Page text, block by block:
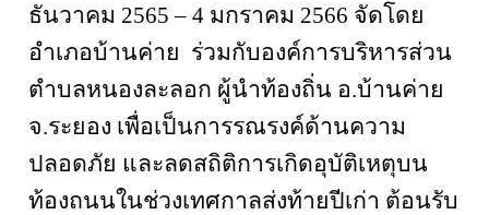
ธันวาคม 2565 – 4 มกราคม 2566 จัดโดย
อำเภอบ้านค่าย ร่วมกับองค์การบริหารส่วน
ตำบลหนองละลอก ผู้นำท้องถิ่น อ.บ้านค่าย
จ.ระยอง เพื่อเป็นการรณรงค์ด้านความ
ปลอดภัย และลดสถิติการเกิดอุบัติเหตุบน
ท้องถนนในช่วงเทศกาลส่งท้ายปีเก่า ต้อนรับ